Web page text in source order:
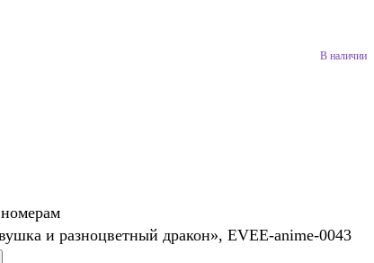
В наличии
и разноцветный дракон», EVEE-anime-0043